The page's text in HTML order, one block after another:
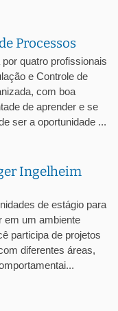
Processos
quatro profissionais
e Controle de
com boa
de aprender e se
ser a oportunidade ...
Ingelheim
de estágio para
em um ambiente
participa de projetos
diferentes áreas,